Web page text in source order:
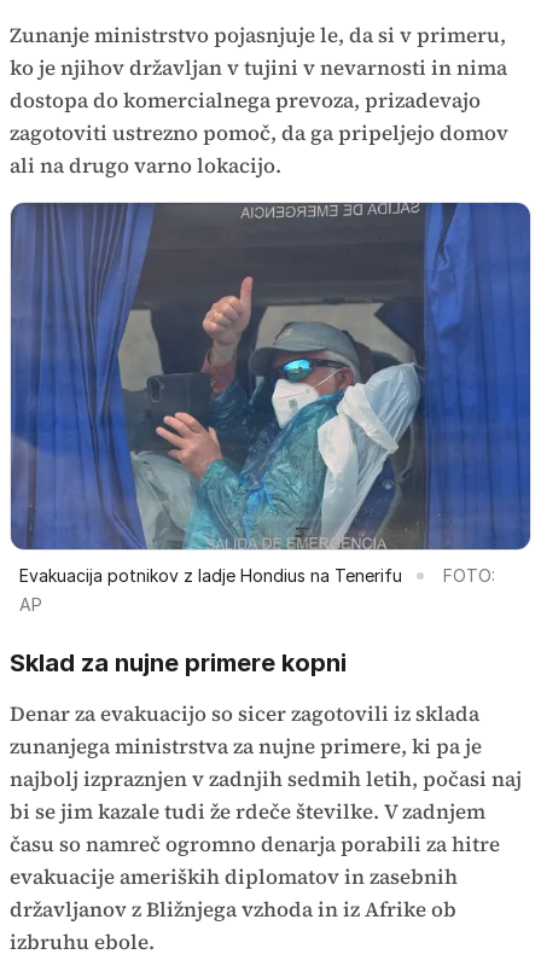
Zunanje ministrstvo pojasnjuje le, da si v primeru,
ko je njihov državljan v tujini v nevarnosti in nima
dostopa do komercialnega prevoza, prizadevajo
zagotoviti ustrezno pomoč, da ga pripeljejo domov
ali na drugo varno lokacijo.
Evakuacija potnikov z ladje Hondius na Tenerifu
FOTO:
AP
Sklad za nujne primere kopni
Denar za evakuacijo so sicer zagotovili iz sklada
zunanjega ministrstva za nujne primere, ki pa je
najbolj izpraznjen v zadnjih sedmih letih, počasi naj
bi se jim kazale tudi že rdeče številke. V zadnjem
času so namreč ogromno denarja porabili za hitre
evakuacije ameriških diplomatov in zasebnih
državljanov z Bližnjega vzhoda in iz Afrike ob
izbruhu ebole.